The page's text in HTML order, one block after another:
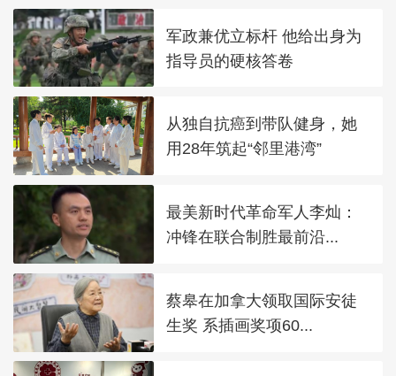
军政兼优立标杆 他给出身为
指导员的硬核答卷
从独自抗癌到带队健身，她
用28年筑起“邻里港湾”
最美新时代革命军人李灿：
冲锋在联合制胜最前沿...
蔡皋在加拿大领取国际安徒
生奖 系插画奖项60...